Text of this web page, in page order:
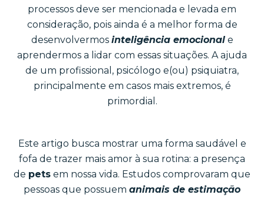
processos deve ser mencionada e levada em
consideração, pois ainda é a melhor forma de
desenvolvermos inteligência emocionale
aprendermos a lidar com essas situações. A ajuda
de um profissional, psicólogo e(ou) psiquiatra,
principalmente em casos mais extremos, é
primordial.
Este artigo busca mostrar uma forma saudável e
fofa de trazer mais amor à sua rotina: a presença
de pets em nossa vida. Estudos comprovaram que
pessoas que possuem animais de estimação